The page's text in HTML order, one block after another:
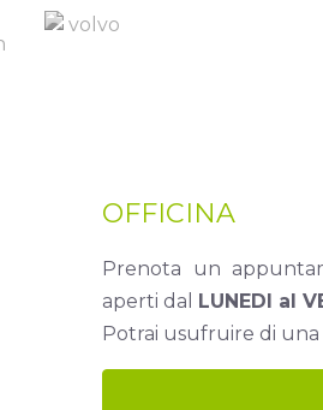
OFFICINA
Prenota un
aperti dal LUNEDI al
Potrai usufruire di